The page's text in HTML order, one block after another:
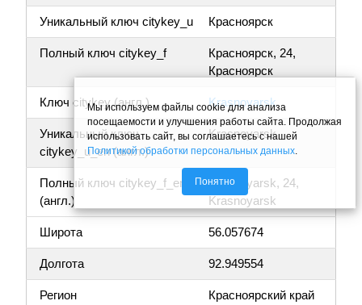
Уникальный ключ citykey_u Красноярск
Полный ключ citykey_f
Красноярск, 24,
Красноярск
Ключ citykey (англ.) Krasnoyarsk
Уникальный ключ
citykey_u_en (англ.)
Krasnoyarsk
Полный ключ citykey_f_en
(англ.)
Krasnoyarsk, 24,
Krasnoyarsk
Широта 56.057674
Долгота 92.949554
Регион Красноярский край
Мы используем файлы cookie для анализа
посещаемости и улучшения работы сайта. Продолжая
использовать сайт, вы соглашаетесь с нашей
Политикой обработки персональных данных.
Понятно